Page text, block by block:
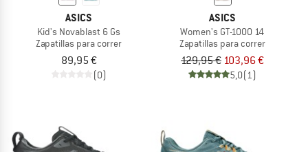
ASICS
Kid's Novablast 6 Gs
Zapatillas para correr
89,95 €
(0)
ASICS
Women's GT-1000 14
Zapatillas para correr
129,95 € 103,96 €
5,0(1)